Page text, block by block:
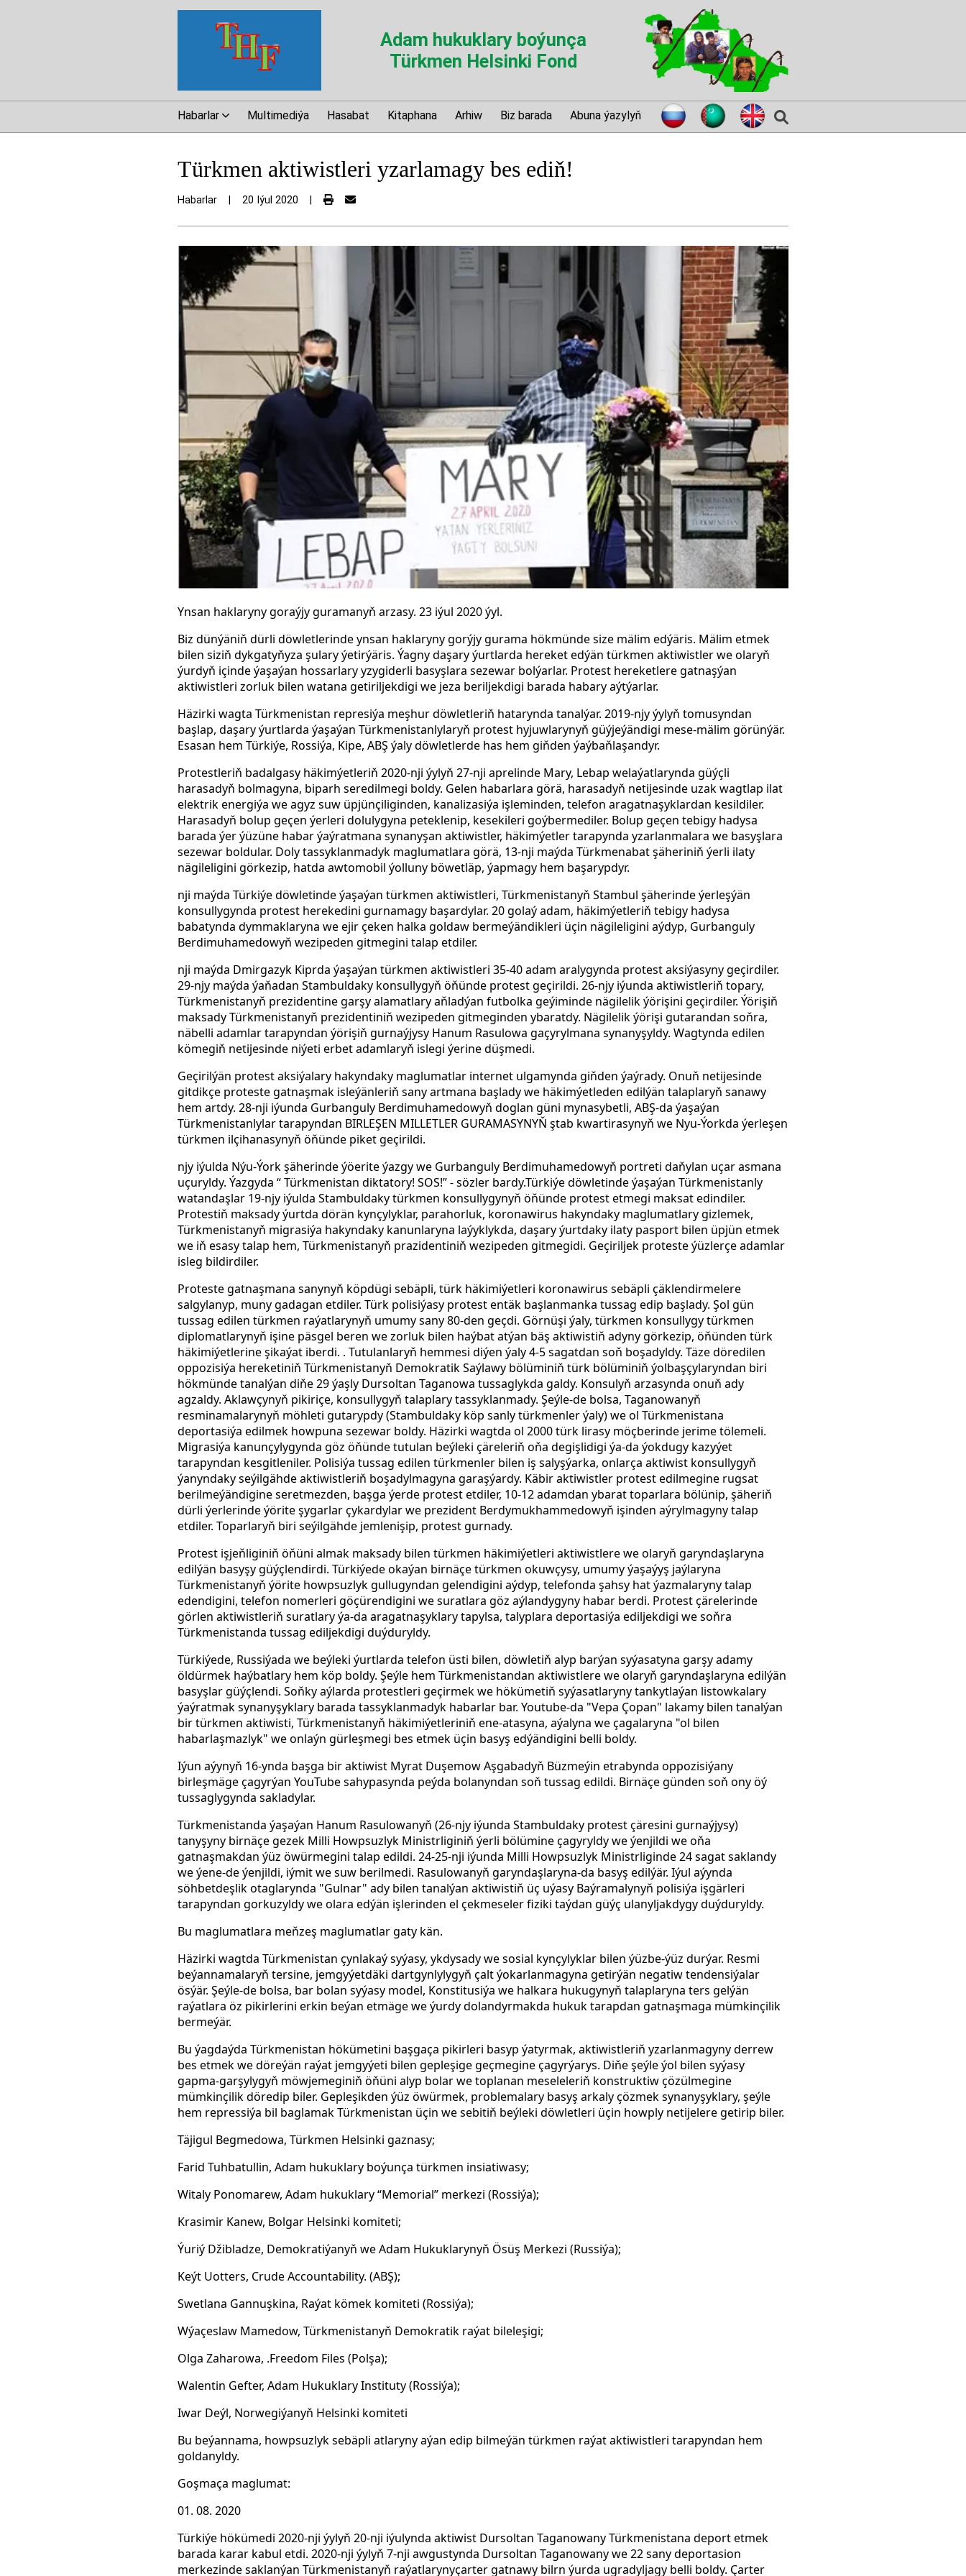
Adam hukuklary boýunça
Türkmen Helsinki Fond
Habarlar Multimediýa Hasabat Kitaphana Arhiw Biz barada Abuna ýazylyň
Türkmen aktiwistleri yzarlamagy bes ediň!
Habarlar 20 Iýul 2020
Ynsan haklaryny goraýjy guramanyň arzasy. 23 iýul 2020 ýyl.
Biz dünýäniň dürli döwletlerinde ynsan haklaryny gorýjy gurama hökmünde size mälim edýäris. Mälim etmek
bilen siziň dykgatyňyza şulary ýetirýäris. Ýagny daşary ýurtlarda hereket edýän türkmen aktiwistler we olaryň
ýurdyň içinde ýaşaýan hossarlary yzygiderli basyşlara sezewar bolýarlar. Protest hereketlere gatnaşýan
aktiwistleri zorluk bilen watana getiriljekdigi we jeza beriljekdigi barada habary aýtýarlar.
Häzirki wagta Türkmenistan represiýa meşhur döwletleriň hatarynda tanalýar. 2019-njy ýylyň tomusyndan
başlap, daşary ýurtlarda ýaşaýan Türkmenistanlylaryň protest hyjuwlarynyň güýjeýändigi mese-mälim görünýär.
Esasan hem Türkiýe, Rossiýa, Kipe, ABŞ ýaly döwletlerde has hem giňden ýaýbaňlaşandyr.
Protestleriň badalgasy häkimýetleriň 2020-nji ýylyň 27-nji aprelinde Mary, Lebap welaýatlarynda güýçli
harasadyň bolmagyna, biparh seredilmegi boldy. Gelen habarlara görä, harasadyň netijesinde uzak wagtlap ilat
elektrik energiýa we agyz suw üpjünçiliginden, kanalizasiýa işleminden, telefon aragatnaşyklardan kesildiler.
Harasadyň bolup geçen ýerleri dolulygyna peteklenip, kesekileri goýbermediler. Bolup geçen tebigy hadysa
barada ýer ýüzüne habar ýaýratmana synanyşan aktiwistler, häkimýetler tarapynda yzarlanmalara we basyşlara
sezewar boldular. Doly tassyklanmadyk maglumatlara görä, 13-nji maýda Türkmenabat şäheriniň ýerli ilaty
nägileligini görkezip, hatda awtomobil ýolluny böwetläp, ýapmagy hem başarypdyr.
nji maýda Türkiýe döwletinde ýaşaýan türkmen aktiwistleri, Türkmenistanyň Stambul şäherinde ýerleşýän
konsullygynda protest herekedini gurnamagy başardylar. 20 golaý adam, häkimýetleriň tebigy hadysa
babatynda dymmaklaryna we ejir çeken halka goldaw bermeýändikleri üçin nägileligini aýdyp, Gurbanguly
Berdimuhamedowyň wezipeden gitmegini talap etdiler.
nji maýda Dmirgazyk Kiprda ýaşaýan türkmen aktiwistleri 35-40 adam aralygynda protest aksiýasyny geçirdiler.
29-njy maýda ýaňadan Stambuldaky konsullygyň öňünde protest geçirildi. 26-njy iýunda aktiwistleriň topary,
Türkmenistanyň prezidentine garşy alamatlary aňladýan futbolka geýiminde nägilelik ýörişini geçirdiler. Ýörişiň
maksady Türkmenistanyň prezidentiniň wezipeden gitmeginden ybaratdy. Nägilelik ýörişi gutarandan soňra,
näbelli adamlar tarapyndan ýörişiň gurnaýjysy Hanum Rasulowa gaçyrylmana synanyşyldy. Wagtynda edilen
kömegiň netijesinde niýeti erbet adamlaryň islegi ýerine düşmedi.
Geçirilýän protest aksiýalary hakyndaky maglumatlar internet ulgamynda giňden ýaýrady. Onuň netijesinde
gitdikçe proteste gatnaşmak isleýänleriň sany artmana başlady we häkimýetleden edilýän talaplaryň sanawy
hem artdy. 28-nji iýunda Gurbanguly Berdimuhamedowyň doglan güni mynasybetli, ABŞ-da ýaşaýan
Türkmenistanlylar tarapyndan BIRLEŞEN MILLETLER GURAMASYNYŇ ştab kwartirasynyň we Nyu-Ýorkda ýerleşen
türkmen ilçihanasynyň öňünde piket geçirildi.
njy iýulda Nýu-Ýork şäherinde ýöerite ýazgy we Gurbanguly Berdimuhamedowyň portreti daňylan uçar asmana
uçuryldy. Ýazgyda “ Türkmenistan diktatory! SOS!” - sözler bardy.Türkiýe döwletinde ýaşaýan Türkmenistanly
watandaşlar 19-njy iýulda Stambuldaky türkmen konsullygynyň öňünde protest etmegi maksat edindiler.
Protestiň maksady ýurtda dörän kynçylyklar, parahorluk, koronawirus hakyndaky maglumatlary gizlemek,
Türkmenistanyň migrasiýa hakyndaky kanunlaryna laýyklykda, daşary ýurtdaky ilaty pasport bilen üpjün etmek
we iň esasy talap hem, Türkmenistanyň prazidentiniň wezipeden gitmegidi. Geçiriljek proteste ýüzlerçe adamlar
isleg bildirdiler.
Proteste gatnaşmana sanynyň köpdügi sebäpli, türk häkimiýetleri koronawirus sebäpli çäklendirmelere
salgylanyp, muny gadagan etdiler. Türk polisiýasy protest entäk başlanmanka tussag edip başlady. Şol gün
tussag edilen türkmen raýatlarynyň umumy sany 80-den geçdi. Görnüşi ýaly, türkmen konsullygy türkmen
diplomatlarynyň işine päsgel beren we zorluk bilen haýbat atýan bäş aktiwistiň adyny görkezip, öňünden türk
häkimiýetlerine şikaýat iberdi. . Tutulanlaryň hemmesi diýen ýaly 4-5 sagatdan soň boşadyldy. Täze döredilen
oppozisiýa hereketiniň Türkmenistanyň Demokratik Saýlawy bölüminiň türk bölüminiň ýolbaşçylaryndan biri
hökmünde tanalýan diňe 29 ýaşly Dursoltan Taganowa tussaglykda galdy. Konsulyň arzasynda onuň ady
agzaldy. Aklawçynyň pikiriçe, konsullygyň talaplary tassyklanmady. Şeýle-de bolsa, Taganowanyň
resminamalarynyň möhleti gutarypdy (Stambuldaky köp sanly türkmenler ýaly) we ol Türkmenistana
deportasiýa edilmek howpuna sezewar boldy. Häzirki wagtda ol 2000 türk lirasy möçberinde jerime tölemeli.
Migrasiýa kanunçylygynda göz öňünde tutulan beýleki çäreleriň oňa degişlidigi ýa-da ýokdugy kazyýet
tarapyndan kesgitleniler. Polisiýa tussag edilen türkmenler bilen iş salyşýarka, onlarça aktiwist konsullygyň
ýanyndaky seýilgähde aktiwistleriň boşadylmagyna garaşýardy. Käbir aktiwistler protest edilmegine rugsat
berilmeýändigine seretmezden, başga ýerde protest etdiler, 10-12 adamdan ybarat toparlara bölünip, şäheriň
dürli ýerlerinde ýörite şygarlar çykardylar we prezident Berdymukhammedowyň işinden aýrylmagyny talap
etdiler. Toparlaryň biri seýilgähde jemlenişip, protestgurnady.
Protest işjeňliginiň öňüni almak maksady bilen türkmen häkimiýetleri aktiwistlere we olaryň garyndaşlaryna
edilýän basyşy güýçlendirdi. Türkiýede okaýan birnäçe türkmen okuwçysy, umumy ýaşaýyş jaýlaryna
Türkmenistanyň ýörite howpsuzlyk gullugyndan gelendigini aýdyp, telefonda şahsy hat ýazmalaryny talap
edendigini, telefon nomerleri göçürendigini we suratlara göz aýlandygyny habar berdi. Protest çärelerinde
görlen aktiwistleriň suratlary ýa-da aragatnaşyklary tapylsa, talyplara deportasiýa ediljekdigi we soňra
Türkmenistanda tussag ediljekdigi duýduryldy.
Türkiýede, Russiýada we beýleki ýurtlarda telefon üsti bilen, döwletiň alyp barýan syýasatyna garşy adamy
öldürmek haýbatlary hem köp boldy. Şeýle hem Türkmenistandan aktiwistlere we olaryň garyndaşlaryna edilýän
basyşlar güýçlendi. Soňky aýlarda protestleri geçirmek we hökümetiň syýasatlaryny tankytlaýan listowkalary
ýaýratmak synanyşyklary barada tassyklanmadyk habarlar bar. Youtube-da "Vepa Çopan" lakamy bilen tanalýan
bir türkmen aktiwisti, Türkmenistanyň häkimiýetleriniň ene-atasyna, aýalyna we çagalaryna "ol bilen
habarlaşmazlyk" we onlaýn gürleşmegi bes etmek üçin basyş edýändigini belli boldy.
Iýun aýynyň 16-ynda başga bir aktiwist Myrat Duşemow Aşgabadyň Büzmeýin etrabynda oppozisiýany
birleşmäge çagyrýan YouTube sahypasynda peýda bolanyndan soň tussag edildi. Birnäçe günden soň ony öý
tussaglygynda sakladylar.
Türkmenistanda ýaşaýan Hanum Rasulowanyň (26-njy iýunda Stambuldaky protest çäresini gurnaýjysy)
tanyşyny birnäçe gezek Milli Howpsuzlyk Ministrliginiň ýerli bölümine çagyryldy we ýenjildi we oňa
gatnaşmakdan ýüz öwürmegini talap edildi. 24-25-nji iýunda Milli Howpsuzlyk Ministrliginde 24 sagat saklandy
we ýene-de ýenjildi, iýmit we suw berilmedi. Rasulowanyň garyndaşlaryna-da basyş edilýär. Iýul aýynda
söhbetdeşlik otaglarynda "Gulnar" ady bilen tanalýan aktiwistiň üç uýasy Baýramalynyň polisiýa işgärleri
tarapyndan gorkuzyldy we olara edýän işlerinden el çekmeseler fiziki taýdan güýç ulanyljakdygy duýduryldy.
Bu maglumatlara meňzeş maglumatlar gaty kän.
Häzirki wagtda Türkmenistan çynlakaý syýasy, ykdysady we sosial kynçylyklar bilen ýüzbe-ýüz durýar. Resmi
beýannamalaryň tersine, jemgyýetdäki dartgynlylygyň çalt ýokarlanmagyna getirýän negatiw tendensiýalar
ösýär. Şeýle-de bolsa, bar bolan syýasy model, Konstitusiýa we halkara hukugynyň talaplaryna ters gelýän
raýatlara öz pikirlerini erkin beýan etmäge we ýurdy dolandyrmakda hukuk tarapdan gatnaşmaga mümkinçilik
bermeýär.
Bu ýagdaýda Türkmenistan hökümetini başgaça pikirleri basyp ýatyrmak, aktiwistleriň yzarlanmagyny derrew
bes etmek we döreýän raýat jemgyýeti bilen gepleşige geçmegine çagyrýarys. Diňe şeýle ýol bilen syýasy
gapma-garşylygyň möwjemeginiň öňüni alyp bolar we toplanan meseleleriň konstruktiw çözülmegine
mümkinçilik döredip biler. Gepleşikden ýüz öwürmek, problemalary basyş arkaly çözmek synanyşyklary, şeýle
hem repressiýa bil baglamak Türkmenistan üçin we sebitiň beýleki döwletleri üçin howply netijelere getirip biler.
Täjigul Begmedowa, Türkmen Helsinki gaznasy;
Farid Tuhbatullin, Adam hukuklary boýunça türkmen insiatiwasy;
Witaly Ponomarew, Adam hukuklary “Memorial” merkezi (Rossiýa);
Krasimir Kanew, Bolgar Helsinki komiteti;
Ýuriý Džibladze, Demokratiýanyň we Adam Hukuklarynyň Ösüş Merkezi (Russiýa);
Keýt Uotters, Crude Accountability. (ABŞ);
Swetlana Gannuşkina, Raýat kömek komiteti (Rossiýa);
Wýaçeslaw Mamedow, Türkmenistanyň Demokratik raýat bileleşigi;
Olga Zaharowa, .Freedom Files (Polşa);
Walentin Gefter, Adam Hukuklary Instituty(Rossiýa);
Iwar Deýl, Norwegiýanyň Helsinki komiteti
Bu beýannama, howpsuzlyk sebäpli atlaryny aýan edip bilmeýän türkmen raýat aktiwistleri tarapyndan hem
goldanyldy.
Goşmaça maglumat:
01. 08. 2020
Türkiýe hökümedi 2020-nji ýylyň 20-nji iýulynda aktiwist Dursoltan Taganowany Türkmenistana deport etmek
barada karar kabul etdi. 2020-nji ýylyň 7-nji awgustynda Dursoltan Taganowany we 22 sany deportasion
merkezinde saklanýan Türkmenistanyň raýatlarynyçarter gatnawy bilrn ýurda ugradyljagy belli boldy. Çarter